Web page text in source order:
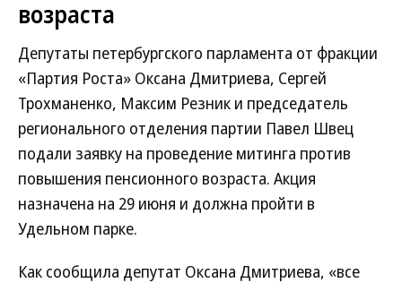
возраста
Депутаты петербургского парламента от фракции
«Партия Роста» Оксана Дмитриева, Сергей
Трохманенко, Максим Резник и председатель
регионального отделения партии Павел Швец
подали заявку на проведение митинга против
повышения пенсионного возраста. Акция
назначена на 29 июня и должна пройти в
Удельном парке.
Как сообщила депутат Оксана Дмитриева, «все